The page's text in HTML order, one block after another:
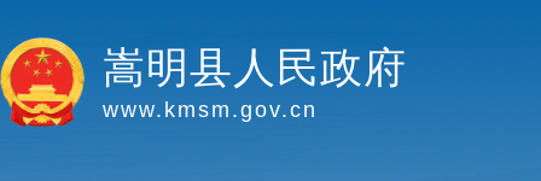
嵩明县人民政府
www.kmsm.gov.cn